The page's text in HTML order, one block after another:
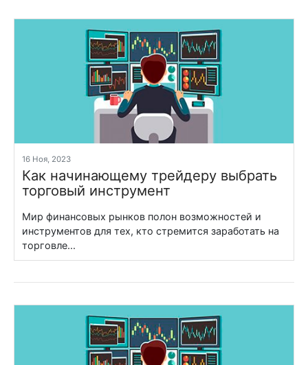
16 Ноя, 2023
Как начинающему трейдеру выбрать
торговый инструмент
Мир финансовых рынков полон возможностей и
инструментов для тех, кто стремится заработать на
торговле...